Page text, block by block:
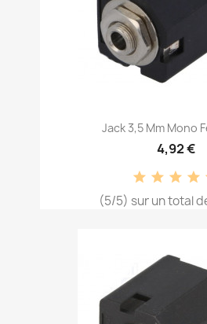
Jack 3,5 Mm Mono
4,92 €
(5/5) sur un total